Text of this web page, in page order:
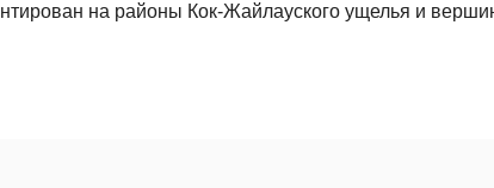
на районы Кок-Жайлауского ущелья и